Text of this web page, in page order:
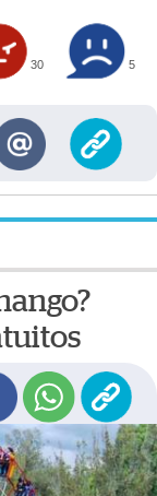
30 5